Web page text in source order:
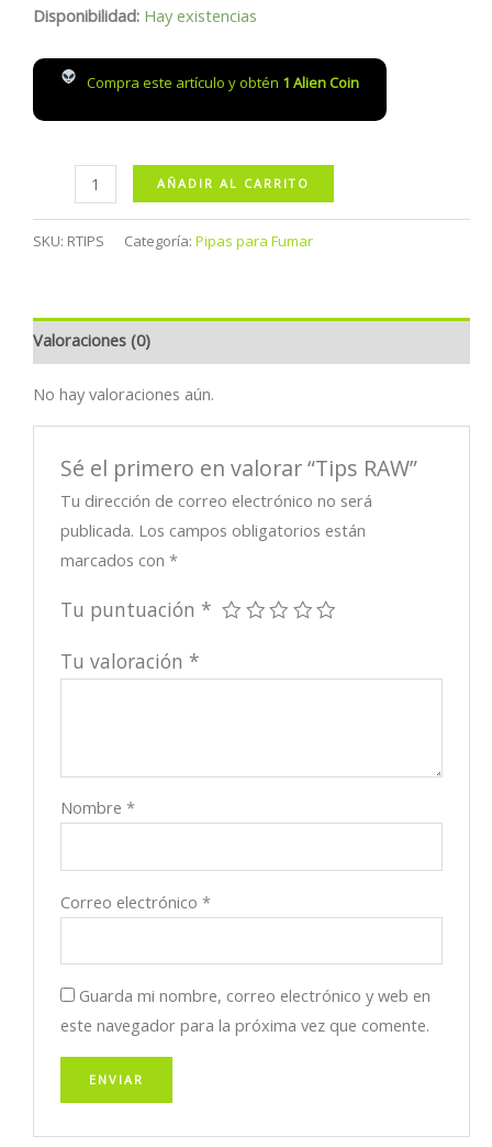
Disponibilidad: Hay existencias
Compra este artículo y obtén 1 Alien Coin
cantidad
AÑADIR AL CARRITO
SKU: RTIPS Categoría: Pipas para Fumar
Valoraciones (0)
No hay valoraciones aún.
Sé el primero en valorar “Tips RAW”
Tu dirección de correo electrónico no será
publicada. Los campos obligatorios están
marcados con*
Tu puntuación *
Tu valoración *
Nombre*
Correo electrónico*
Guarda mi nombre, correo electrónico y web en
este navegador para la próxima vez que comente.